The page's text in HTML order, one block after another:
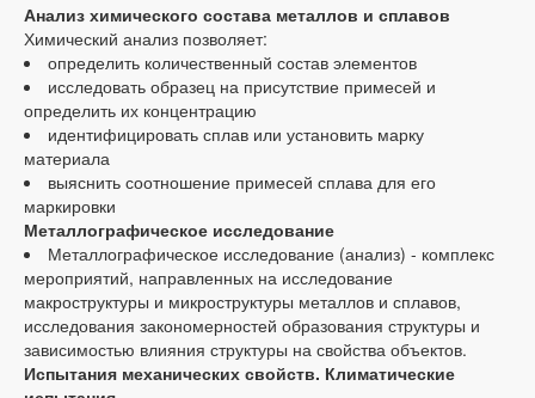
Анализ химического состава металлов и сплавов
Химический анализ позволяет:
определить количественный состав элементов
исследовать образец на присутствие примесей и
определить их концентрацию
идентифицировать сплав или установить марку
материала
выяснить соотношение примесей сплава для его
маркировки
Металлографическое исследование
Металлографическое исследование (анализ) - комплекс
мероприятий, направленных на исследование
макроструктуры и микроструктуры металлов и сплавов,
исследования закономерностей образования структуры и
зависимостью влияния структуры на свойства объектов.
Испытания механических свойств. Климатические